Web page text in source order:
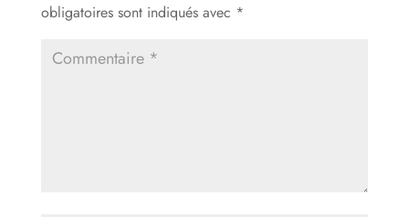
obligatoires sont indiqués avec *